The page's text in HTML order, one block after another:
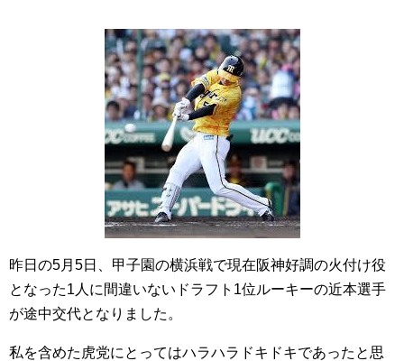
昨日の5月5日、甲子園の横浜戦で現在阪神好調の火付け役
となった1人に間違いないドラフト1位ルーキーの近本選手
が途中交代となりました。
私を含めた虎党にとってはハラハラドキドキであったと思